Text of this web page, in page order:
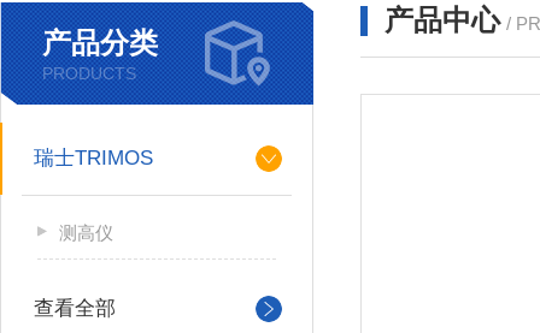
产品分类
PRODUCTS
瑞士TRIMOS
测高仪
查看全部
产品中心 /